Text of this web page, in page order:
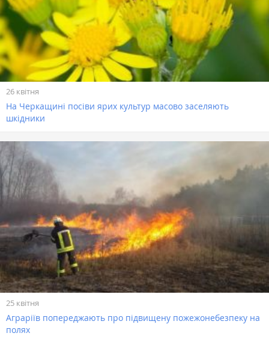
26 квітня
На Черкащині посіви ярих культур масово заселяють
шкідники
25 квітня
Аграріїв попереджають про підвищену пожежонебезпеку на
полях